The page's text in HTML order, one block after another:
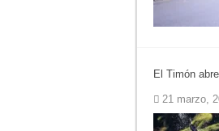
El Timón
21 marzo,